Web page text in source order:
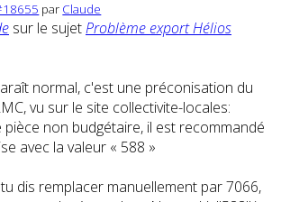
par Claude
sur le sujetProblème export Hélios
normal, c'est une préconisation du
vu sur le site collectivite-locales:
pièce non budgétaire, il est recommandé
avec la valeur « 588 »
dis remplacer manuellement par 7066,